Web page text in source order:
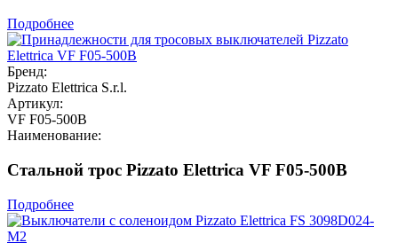
Подробнее
Бренд:
Pizzato Elettrica S.r.l.
Артикул:
VF F05-500B
Наименование:
Стальной трос Pizzato Elettrica VF F05-500B
Подробнее